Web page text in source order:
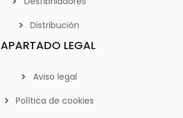
Distribución
APARTADO LEGAL
Aviso legal
Política de cookies